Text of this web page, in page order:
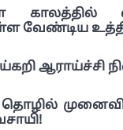
காலத்தில்
வேண்டிய
ஆராய்ச்சி